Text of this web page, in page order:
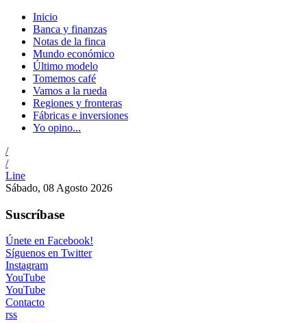
Inicio
Banca y finanzas
Notas de la finca
Mundo económico
Último modelo
Tomemos café
Vamos a la rueda
Regiones y fronteras
Fábricas e inversiones
Yo opino...
/
/
Line
Sábado, 08 Agosto 2026
Suscríbase
Únete en Facebook!
Síguenos en Twitter
Instagram
YouTube
YouTube
Contacto
rss